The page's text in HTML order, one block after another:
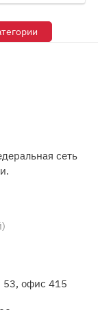
сеть
53, офис 415